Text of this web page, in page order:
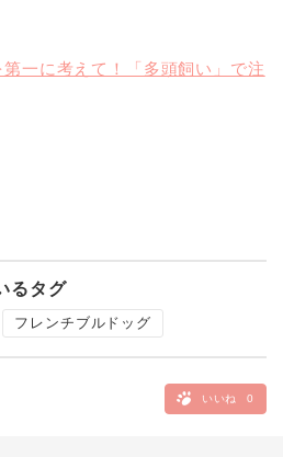
一に考えて！「多頭飼い」で注
るタグ
フレンチブルドッグ
いいね 0